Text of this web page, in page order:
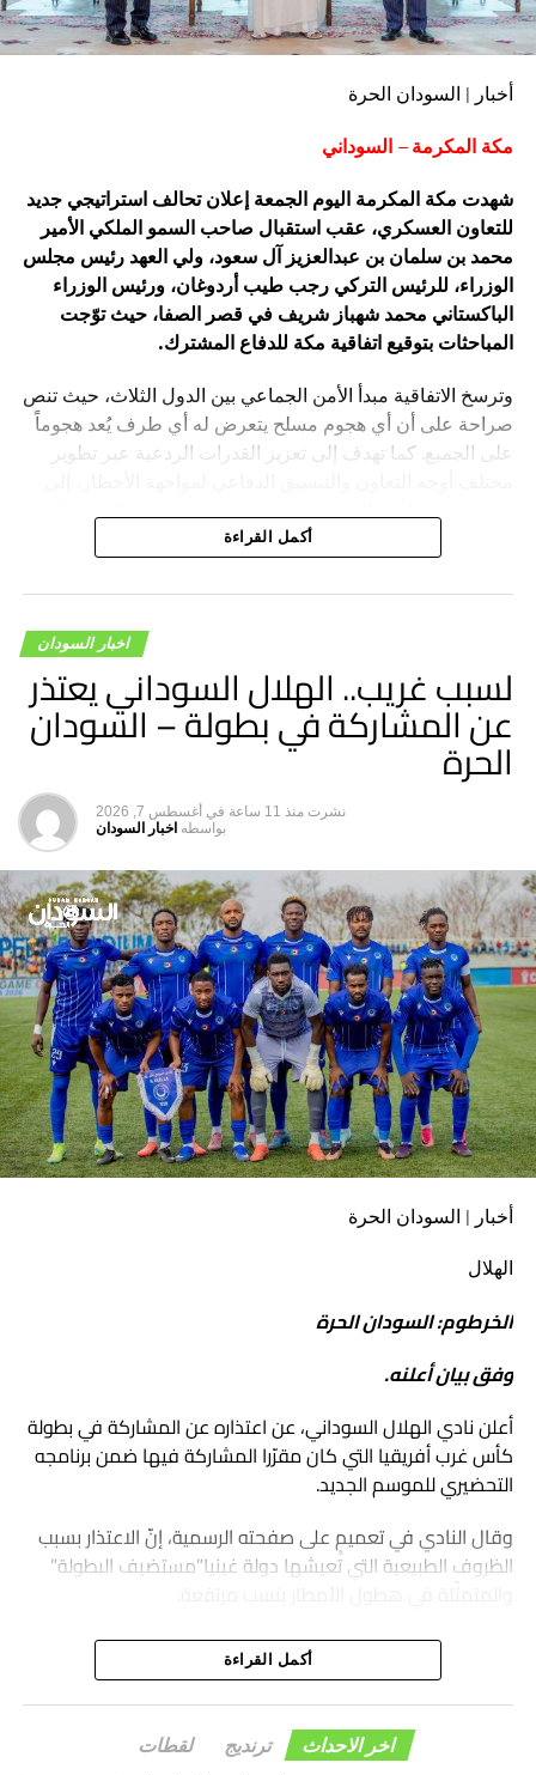
أخبار | السودان الحرة
مكة المكرمة – السوداني
شهدت مكة المكرمة اليوم الجمعة إعلان تحالف استراتيجي جديد
للتعاون العسكري، عقب استقبال صاحب السمو الملكي الأمير
محمد بن سلمان بن عبدالعزيز آل سعود، ولي العهد رئيس مجلس
الوزراء، للرئيس التركي رجب طيب أردوغان، ورئيس الوزراء
الباكستاني محمد شهباز شريف في قصر الصفا، حيث توّجت
المباحثات بتوقيع اتفاقية مكة للدفاع المشترك.
وترسخ الاتفاقية مبدأ الأمن الجماعي بين الدول الثلاث، حيث تنص
صراحة على أن أي هجوم مسلح يتعرض له أي طرف يُعد هجوماً
على الجميع. كما تهدف إلى تعزيز القدرات الردعية عبر تطوير
والسلام في المنطقة والعالم.أكمل القراءة
اخبار السودان
لسبب غريب.. الهلال السوداني يعتذر
عن المشاركة في بطولة – السودان
الحرة
نشرت منذ 11 ساعة في أغسطس 7, 2026
بواسطه اخبار السودان
أخبار | السودان الحرة
الهلال
الخرطوم: السودان الحرة
وفق بيان أعلنه.
أعلن نادي الهلال السوداني، عن اعتذاره عن المشاركة في بطولة
كأس غرب أفريقيا التي كان مقرّرا المشاركة فيها ضمن برنامجه
التحضيري للموسم الجديد.
وقال النادي في تعميمٍ على صفحته الرسمية، إنّ الاعتذار بسبب
الظروف الطبيعية التي تعيشها دولة غينيا”مستضيف البطولة”
أكمل القراءة
اخر الاحداث ترنديج لقطات